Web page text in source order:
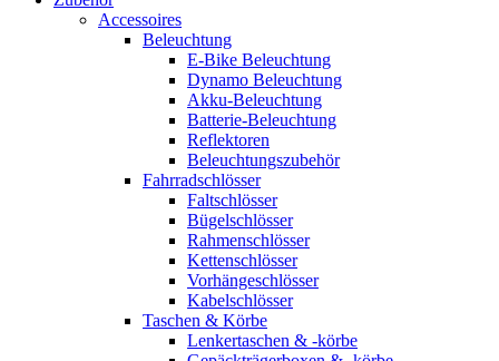
Accessoires
Beleuchtung
E-Bike Beleuchtung
Dynamo Beleuchtung
Akku-Beleuchtung
Batterie-Beleuchtung
Reflektoren
Beleuchtungszubehör
Fahrradschlösser
Faltschlösser
Bügelschlösser
Rahmenschlösser
Kettenschlösser
Vorhängeschlösser
Kabelschlösser
Taschen & Körbe
Lenkertaschen & -körbe